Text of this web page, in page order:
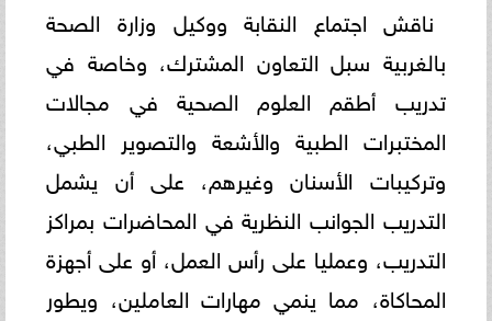
ناقش اجتماع النقابة ووكيل وزارة الصحة
بالغربية سبل التعاون المشترك، وخاصة في
تدريب أطقم العلوم الصحية في مجالات
المختبرات الطبية والأشعة والتصوير الطبي،
وتركيبات الأسنان وغيرهم، على أن يشمل
التدريب الجوانب النظرية في المحاضرات بمراكز
التدريب، وعمليا على رأس العمل، أو على أجهزة
المحاكاة، مما ينمي مهارات العاملين، ويطور